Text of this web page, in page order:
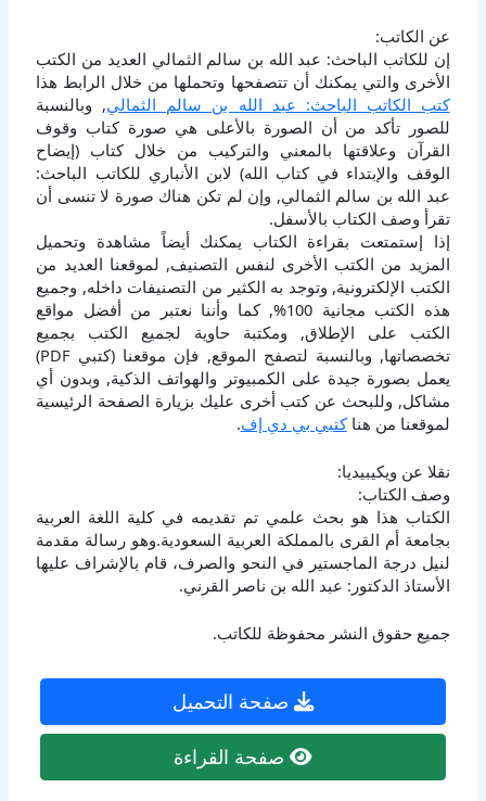
عن الكاتب:
إن للكاتب الباحث: عبد الله بن سالم الثمالي العديد من الكتب
الأخرى والتي يمكنك أن تتصفحها وتحملها من خلال الرابط هذا
كتب الكاتب الباحث: عبد الله بن سالم الثمالي, وبالنسبة
للصور تأكد من أن الصورة بالأعلى هي صورة كتاب وقوف
القرآن وعلاقتها بالمعني والتركيب من خلال كتاب (إيضاح
الوقف والإبتداء في كتاب الله) لابن الأنباري للكاتب الباحث:
عبد الله بن سالم الثمالي, وإن لم تكن هناك صورة لا تنسى أن
تقرأ وصف الكتاب بالأسفل.
إذا إستمتعت بقراءة الكتاب يمكنك أيضاً مشاهدة وتحميل
المزيد من الكتب الأخرى لنفس التصنيف, لموقعنا العديد من
الكتب الإلكترونية, وتوجد به الكثير من التصنيفات داخله, وجميع
هذه الكتب مجانية 100%, كما وأننا نعتبر من أفضل مواقع
الكتب على الإطلاق, ومكتبة حاوية لجميع الكتب بجميع
تخصصاتها, وبالنسبة لتصفح الموقع, فإن موقعنا (كتبي PDF)
يعمل بصورة جيدة على الكمبيوتر والهواتف الذكية, وبدون أي
مشاكل, وللبحث عن كتب أخرى عليك بزيارة الصفحة الرئيسية
لموقعنا من هناكتبي بي دي إف.
نقلا عن ويكيبيديا:
وصف الكتاب:
الكتاب هذا هو بحث علمي تم تقديمه في كلية اللغة العربية
بجامعة أم القرى بالمملكة العربية السعودية.وهو رسالة مقدمة
لنيل درجة الماجستير في النحو والصرف، قام بالإشراف عليها
الأستاذ الدكتور: عبد الله بن ناصر القرني.
جميع حقوق النشر محفوظة للكاتب.
صفحة التحميل
صفحة القراءة